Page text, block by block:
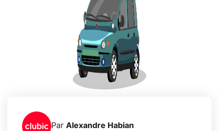
Par Alexandre Habian